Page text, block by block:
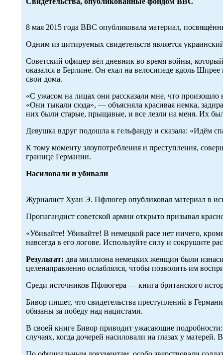
8 мая 2015 года BBC опубликовала материал,
Одним из цитируемых свидетельств является
Советский офицер вёл дневник во время войны,
оказался в Берлине. Он ехал на велосипеде вдоль
свои дома.
«С ужасом на лицах они рассказали мне, что
«Они тыкали сюда», — объясняла красивая немка,
них были старые, прыщавые, и все лезли на меня. Их
Девушка вдруг подошла к гельфанду и сказала: «Идём
К тому моменту злоупотребления и преступления,
границе Германии.
Насиловали и убивали
Журналист Хуан Э. Пфлюгер опубликовал материал в
Пропагандист советской армии открыто призывал
«Убивайте! Убивайте! В немецкой расе нет ничего,
навсегда в его логове. Используйте силу и сокрушите
Результат: два миллиона немецких женщин были
целенаправленно ослаблялся, чтобы позволить им
Среди источников Пфлюгера — книга британского
Бивор пишет, что свидетельства преступлений в
обязаны за победу над нацистами.
В своей книге Бивор приводит ужасающие
случаях, когда дочерей насиловали на глазах у